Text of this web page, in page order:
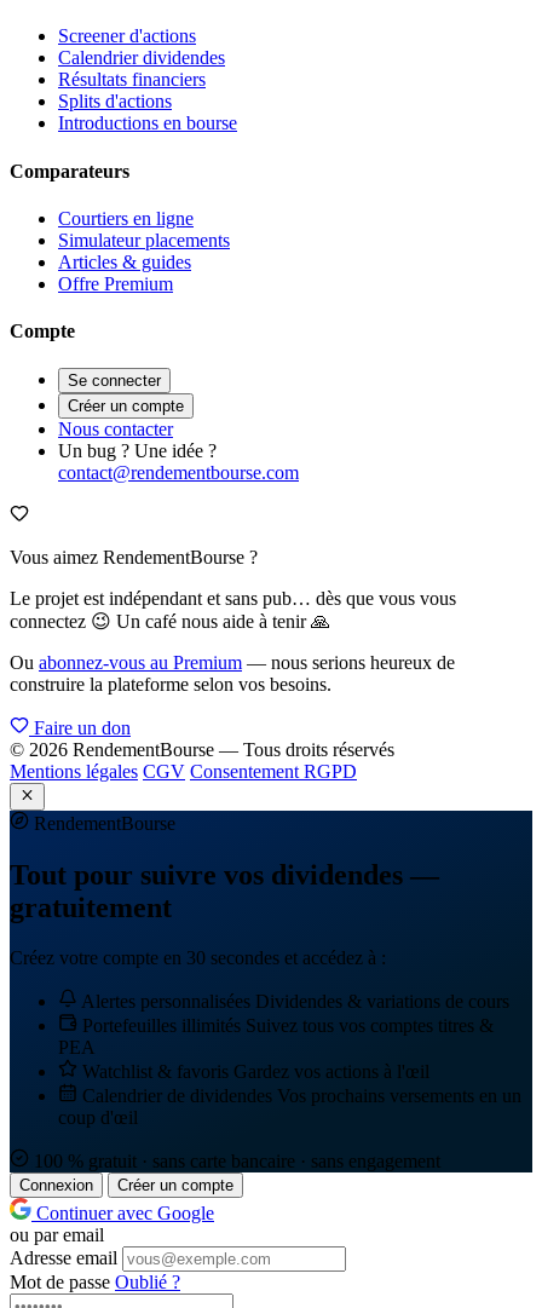
Screener d'actions
Calendrier dividendes
Résultats financiers
Splits d'actions
Introductions en bourse
Comparateurs
Courtiers en ligne
Simulateur placements
Articles & guides
Offre Premium
Compte
Se connecter
Créer un compte
Nous contacter
Un bug ? Une idée ?
contact@rendementbourse.com
Vous aimez RendementBourse ?
Le projet est indépendant et sans pub… dès que vous vous
connectez 😉 Un café nous aide à tenir 🙏
Ou abonnez-vous au Premium — nous serions heureux de
construire la plateforme selon vos besoins.
Faire un don
© 2026 RendementBourse — Tous droits réservés
Mentions légales CGV Consentement RGPD
RendementBourse
Tout pour suivre vos dividendes —
gratuitement
Créez votre compte en 30 secondes et accédez à :
Alertes personnalisées Dividendes & variations de cours
Portefeuilles illimités Suivez tous vos comptes titres &
PEA
Watchlist & favoris Gardez vos actions à l'œil
Calendrier de dividendes Vos prochains versements en un
coup d'œil
100 % gratuit · sans carte bancaire · sans engagement
Connexion Créer un compte
Continuer avec Google
ou par email
Adresse email
Mot de passe Oublié ?